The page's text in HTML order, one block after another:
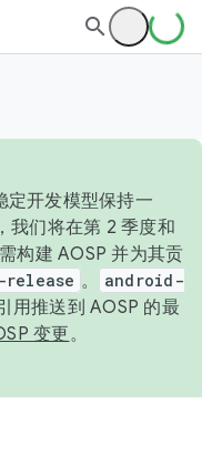
定开发模型保持一
我们将在第 2 季度和
构建 AOSP 并为其贡
。
android-
用推送到 AOSP 的最
变更。